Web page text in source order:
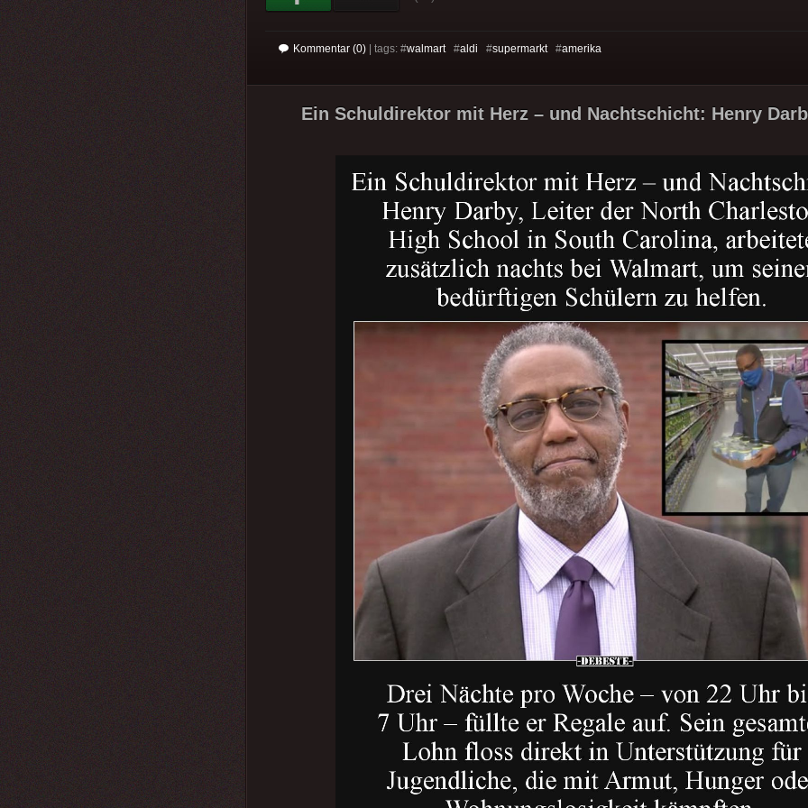
Kommentar (0) | tags: #walmart#aldi #supermarkt#amerika
Ein Schuldirektor mit Herz – und Nachtschicht: Henry